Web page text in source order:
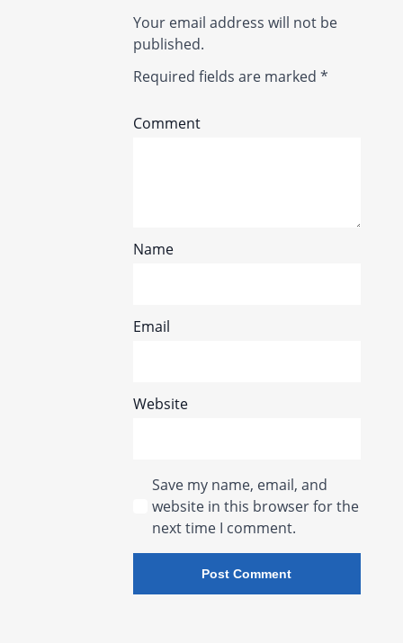
Your email address will not be
published.
Required fields are marked*
Comment
Name
Email
Website
Save my name, email, and
website in this browser for the
next time I comment.